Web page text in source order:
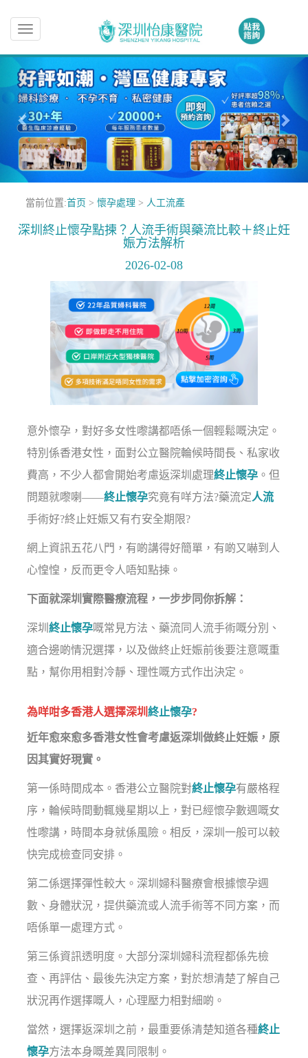
Toggle
navigation
當前位置:首页 > 懷孕處理 > 人工流產
深圳終止懷孕點揀？人流手術與藥流比較＋終止妊
娠方法解析
2026-02-08
意外懷孕，對好多女性嚟講都唔係一個輕鬆嘅決定。
特別係香港女性，面對公立醫院輪候時間長、私家收
費高，不少人都會開始考慮返深圳處理終止懷孕 。但
問題就嚟喇——終止懷孕究竟有咩方法?藥流定人流
手術好?終止妊娠又有冇安全期限?
網上資訊五花八門，有啲講得好簡單，有啲又嚇到人
心惶惶，反而更令人唔知點揀。
下面就深圳實際醫療流程，一步步同你拆解：
深圳終止懷孕嘅常見方法、藥流同人流手術嘅分別、
適合邊啲情況選擇，以及做終止妊娠前後要注意嘅重
點，幫你用相對冷靜、理性嘅方式作出決定。
為咩咁多香港人選擇深圳終止懷孕?
近年愈來愈多香港女性會考慮返深圳做終止妊娠，原
因其實好現實。
第一係時間成本。香港公立醫院對終止懷孕有嚴格程
序，輪候時間動輒幾星期以上，對已經懷孕數週嘅女
性嚟講，時間本身就係風險。相反，深圳一般可以較
快完成檢查同安排。
第二係選擇彈性較大。深圳婦科醫療會根據懷孕週
數、身體狀況，提供藥流或人流手術等不同方案，而
唔係單一處理方式。
第三係資訊透明度。大部分深圳婦科流程都係先檢
查、再評估、最後先決定方案，對於想清楚了解自己
狀況再作選擇嘅人，心理壓力相對細啲。
當然，選擇返深圳之前，最重要係清楚知道各種終止
懷孕方法本身嘅差異同限制。